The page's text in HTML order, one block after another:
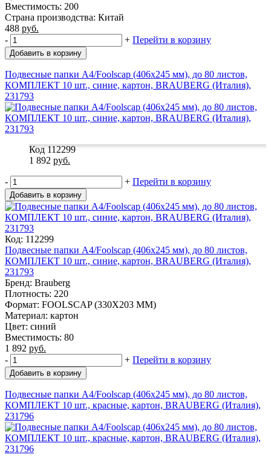
Вместимость: 200
Страна производства: Китай
488 руб.
-
+ Перейти в корзину
Добавить в корзину
Подвесные папки А4/Foolscap (406х245 мм), до 80 листов,
КОМПЛЕКТ 10 шт., синие, картон, BRAUBERG (Италия),
231793
Код 112299
1 892 руб.
- + Перейти в корзину
Добавить в корзину
Код: 112299
Подвесные папки А4/Foolscap (406х245 мм), до 80 листов,
КОМПЛЕКТ 10 шт., синие, картон, BRAUBERG (Италия),
231793
Бренд: Brauberg
Плотность: 220
Формат: FOOLSCAP (330X203 MM)
Материал: картон
Цвет: синий
Вместимость: 80
1 892 руб.
-
+ Перейти в корзину
Добавить в корзину
Подвесные папки А4/Foolscap (406х245 мм), до 80 листов,
КОМПЛЕКТ 10 шт., красные, картон, BRAUBERG (Италия),
231796